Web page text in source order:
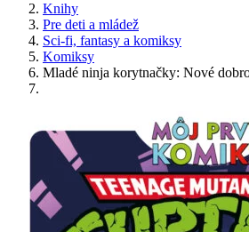
Knihy
Pre deti a mládež
Sci-fi, fantasy a komiksy
Komiksy
Mladé ninja korytnačky: Nové